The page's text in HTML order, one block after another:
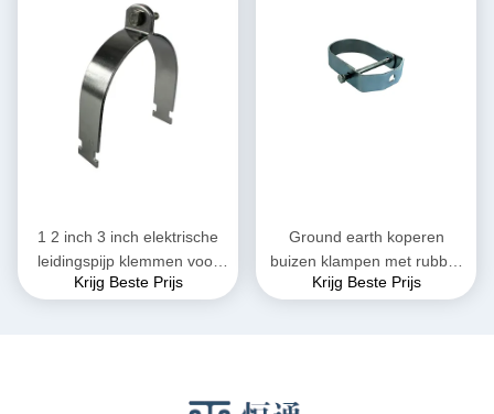
1 2 inch 3 inch elektrische
leidingspijp klemmen voor
sanitaire installaties
Krijg Beste Prijs
Ground earth koperen
buizen klampen met rubber
verstelbare clevis hangers
Krijg Beste Prijs